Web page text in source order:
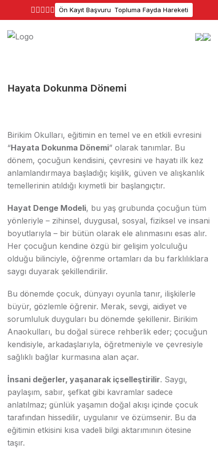
Ön Kayıt Başvuru Topluma Fayda Hareketi
Hayata Dokunma Dönemi
Birikim Okulları, eğitimin en temel ve en etkili evresini
“Hayata Dokunma Dönemi” olarak tanımlar. Bu
dönem, çocuğun kendisini, çevresini ve hayatı ilk kez
anlamlandırmaya başladığı; kişilik, güven ve alışkanlık
temellerinin atıldığı kıymetli bir başlangıçtır.
Hayat Denge Modeli, bu yaş grubunda çocuğun tüm
yönleriyle – zihinsel, duygusal, sosyal, fiziksel ve insani
boyutlarıyla – bir bütün olarak ele alınmasını esas alır.
Her çocuğun kendine özgü bir gelişim yolculuğu
olduğu bilinciyle, öğrenme ortamları da bu farklılıklara
saygı duyarak şekillendirilir.
Bu dönemde çocuk, dünyayı oyunla tanır, ilişkilerle
büyür, gözlemle öğrenir. Merak, sevgi, aidiyet ve
sorumluluk duyguları bu dönemde şekillenir. Birikim
Anaokulları, bu doğal sürece rehberlik eder; çocuğun
kendisiyle, arkadaşlarıyla, öğretmeniyle ve çevresiyle
sağlıklı bağlar kurmasına alan açar.
İnsani değerler, yaşanarak içselleştirilir. Saygı,
paylaşım, sabır, şefkat gibi kavramlar sadece
anlatılmaz; günlük yaşamın doğal akışı içinde çocuk
tarafından hissedilir, uygulanır ve özümsenir. Bu da
eğitimin etkisini kısa vadeli bilgi aktarımının ötesine
taşır.